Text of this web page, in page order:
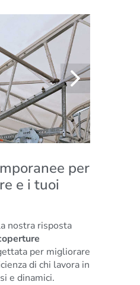
per
e i tuoi
nostra risposta
per migliorare
di chi lavora in
e dinamici.